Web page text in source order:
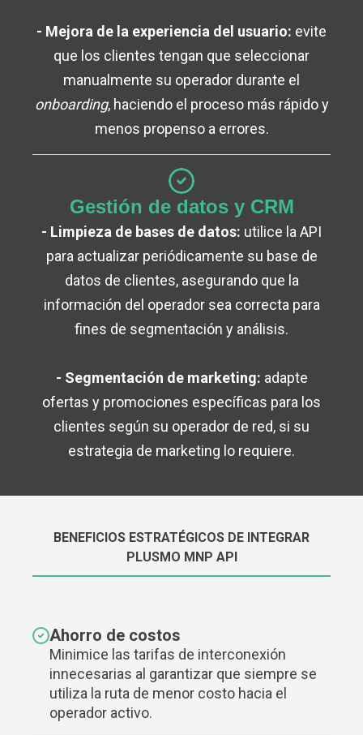
- Mejora de la experiencia del usuario: evite
que los clientes tengan que seleccionar
manualmente su operador durante el
onboarding, haciendo el proceso más rápido y
menos propenso a errores.
Gestión de datos y CRM
- Limpieza de bases de datos: utilice la API
para actualizar periódicamente su base de
datos de clientes, asegurando que la
información del operador sea correcta para
fines de segmentación y análisis.
- Segmentación de marketing: adapte
ofertas y promociones específicas para los
clientes según su operador de red, si su
estrategia de marketing lo requiere.
BENEFICIOS ESTRATÉGICOS DE INTEGRAR
PLUSMO MNP API
Ahorro de costos
Minimice las tarifas de interconexión
innecesarias al garantizar que siempre se
utiliza la ruta de menor costo hacia el
operador activo.